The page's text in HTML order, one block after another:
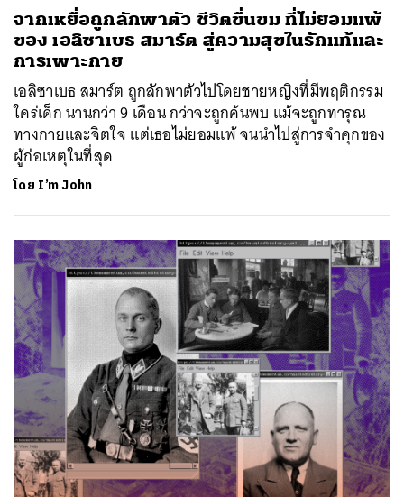
จากเหยื่อถูกลักพาตัว ชีวิตขื่นขม ที่ไม่ยอมแพ้
ของ เอลิซาเบธ สมาร์ต สู่ความสุขในรักแท้และ
การเพาะกาย
เอลิซาเบธ สมาร์ต ถูกลักพาตัวไปโดยชายหญิงที่มีพฤติกรรม
ใคร่เด็ก นานกว่า 9 เดือน กว่าจะถูกค้นพบ แม้จะถูกทารุณ
ทางกายและจิตใจ แต่เธอไม่ยอมแพ้ จนนำไปสู่การจำคุกของ
ผู้ก่อเหตุในที่สุด
โดย I’m John